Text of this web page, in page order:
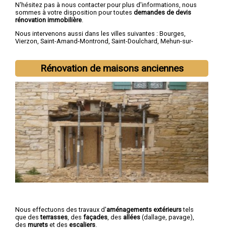
N'hésitez pas à nous contacter pour plus d'informations, nous
sommes à votre disposition pour toutes demandes de devis
rénovation immobilière
Nous intervenons aussi dans les villes suivantes : Bourges,
Vierzon, Saint-Amand-Montrond, Saint-Doulchard, Mehun-sur-
Rénovation de maisons anciennes
Nous effectuons des travaux d'aménagements extérieurstels
que desterrasses , des façades , des allées (dallage, pavage),
des murets et des escaliers